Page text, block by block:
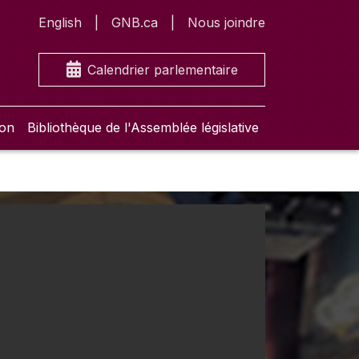
English GNB.ca Nous joindre
Calendrier parlementaire
Bibliothèque de l'Assemblée législative